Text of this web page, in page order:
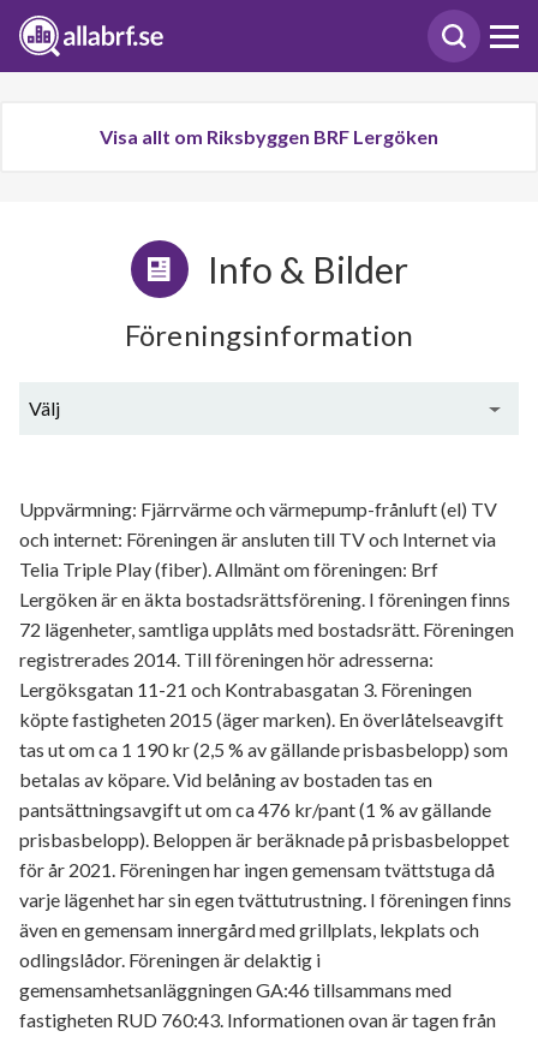
Visa allt om Riksbyggen BRF Lergöken
Info & Bilder
Föreningsinformation
Välj
Uppvärmning: Fjärrvärme och värmepump-frånluft (el) TV
och internet: Föreningen är ansluten till TV och Internet via
Telia Triple Play (fiber). Allmänt om föreningen: Brf
Lergöken är en äkta bostadsrättsförening. I föreningen finns
72 lägenheter, samtliga upplåts med bostadsrätt. Föreningen
registrerades 2014. Till föreningen hör adresserna:
Lergöksgatan 11-21 och Kontrabasgatan 3. Föreningen
köpte fastigheten 2015 (äger marken). En överlåtelseavgift
tas ut om ca 1 190 kr (2,5 % av gällande prisbasbelopp) som
betalas av köpare. Vid belåning av bostaden tas en
pantsättningsavgift ut om ca 476 kr/pant (1 % av gällande
prisbasbelopp). Beloppen är beräknade på prisbasbeloppet
för år 2021. Föreningen har ingen gemensam tvättstuga då
varje lägenhet har sin egen tvättutrustning. I föreningen finns
även en gemensam innergård med grillplats, lekplats och
odlingslådor. Föreningen är delaktig i
gemensamhetsanläggningen GA:46 tillsammans med
fastigheten RUD 760:43. Informationen ovan är tagen från